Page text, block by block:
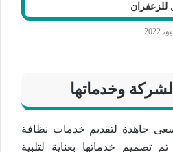
للزعفران
وخدماتها
جاهدة لتقديم خدمات نظافة
تم تصميم خدماتها بعناية لتلبية